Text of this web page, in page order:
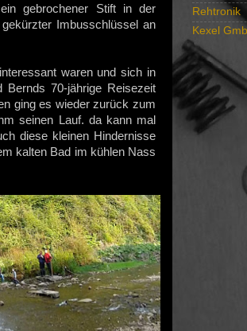
gebrochener Stift in der
Imbusschlüssel an
waren und sich in
70-jährige Reisezeit
ging es wieder zurück zum
seinen Lauf. da kann mal
diese kleinen Hindernisse
kalten Bad im kühlen Nass
Rehtronik
Kexel